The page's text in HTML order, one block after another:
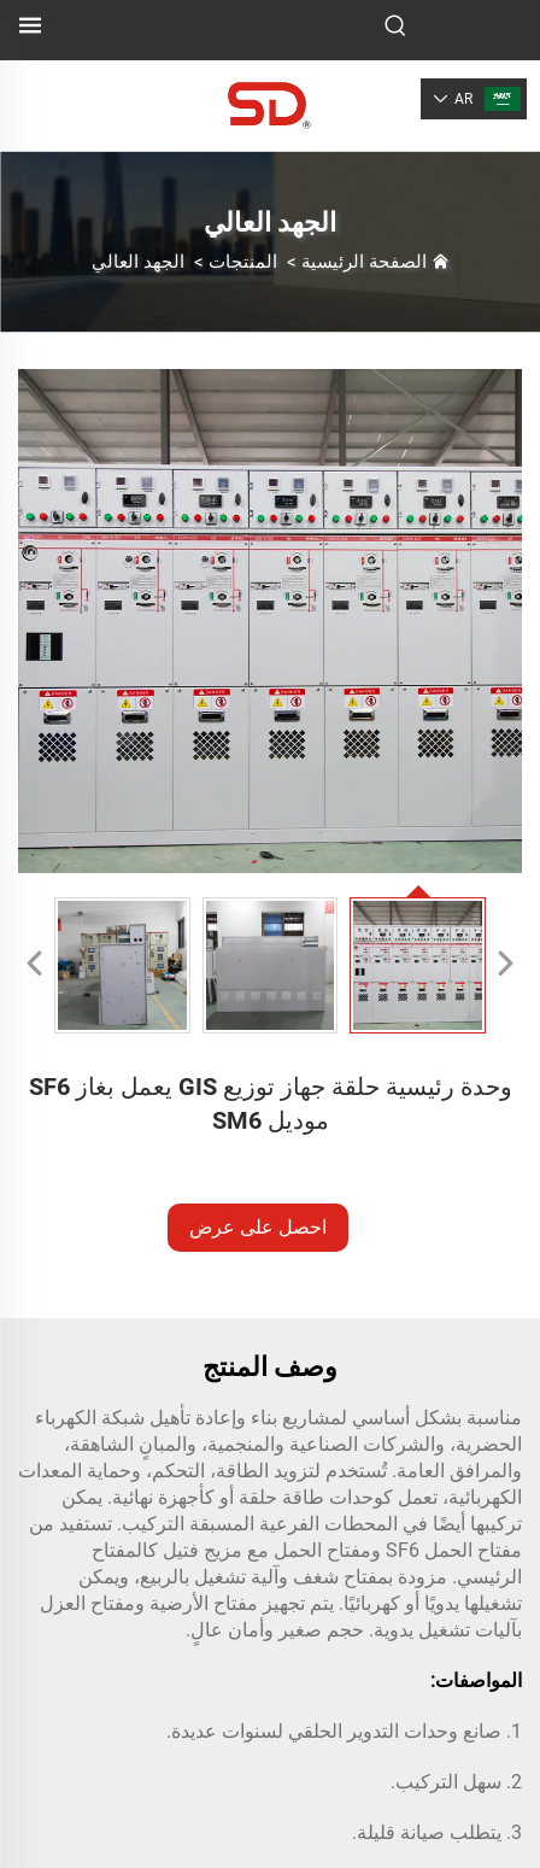
AR
الجهد العالي
الصفحة الرئيسية > المنتجات > الجهد العالي
وحدة رئيسية حلقة جهاز توزيع GIS يعمل بغاز SF6
موديل SM6
احصل على عرض
وصف المنتج
مناسبة بشكل أساسي لمشاريع بناء وإعادة تأهيل شبكة الكهرباء
الحضرية، والشركات الصناعية والمنجمية، والمبانٍ الشاهقة،
والمرافق العامة. تُستخدم لتزويد الطاقة، التحكم، وحماية المعدات
الكهربائية، تعمل كوحدات طاقة حلقة أو كأجهزة نهائية. يمكن
تركيبها أيضًا في المحطات الفرعية المسبقة التركيب. تستفيد من
مفتاح الحمل SF6 ومفتاح الحمل مع مزيج فتيل كالمفتاح
الرئيسي. مزودة بمفتاح شغف وآلية تشغيل بالربيع، ويمكن
تشغيلها يدويًا أو كهربائيًا. يتم تجهيز مفتاح الأرضية ومفتاح العزل
بآليات تشغيل يدوية. حجم صغير وأمان عالٍ.
المواصفات:
1. صانع وحدات التدوير الحلقي لسنوات عديدة.
2. سهل التركيب.
3. يتطلب صيانة قليلة.